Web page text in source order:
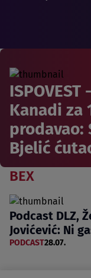
Kanadi za
prodavao:
Bjelić
BEX
Podcast DLZ,
Jovićević: Ni
PODCAST28.07.